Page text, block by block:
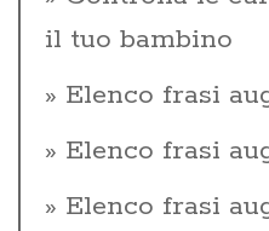
il tuo bambino
Elenco frasi
Elenco frasi
Elenco frasi